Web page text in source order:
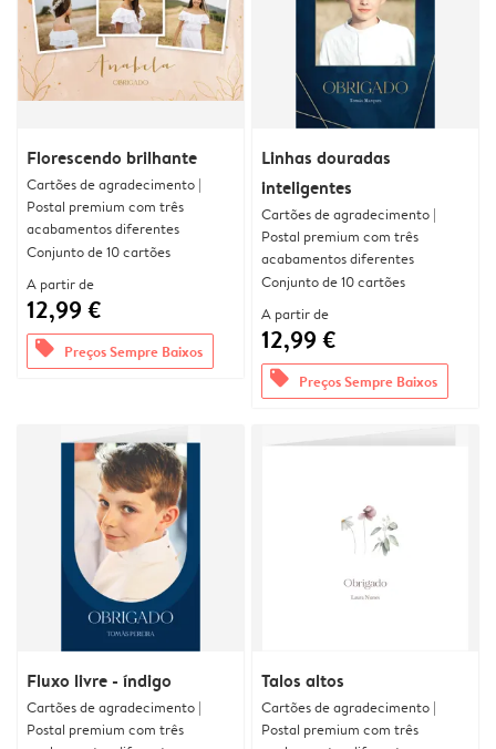
Florescendo brilhante
Cartões de agradecimento |
Postal premium com três
acabamentos diferentes
Conjunto de 10 cartões
A partir de
12,99 €
offers Preços Sempre Baixos
Linhas douradas
inteligentes
Cartões de agradecimento |
Postal premium com três
acabamentos diferentes
Conjunto de 10 cartões
A partir de
12,99 €
offers Preços Sempre Baixos
Fluxo livre - índigo
Cartões de agradecimento |
Postal premium com três
Talos altos
Cartões de agradecimento |
Postal premium com três